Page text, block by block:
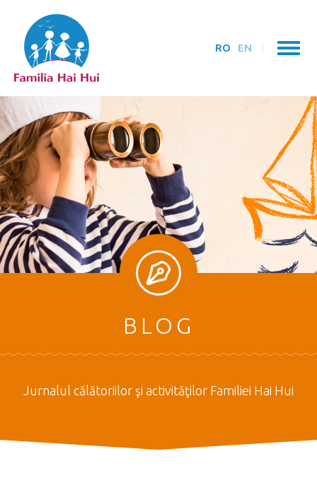
RO EN
BLOG
Jurnalul călătoriilor şi activităţilor Familiei Hai Hui